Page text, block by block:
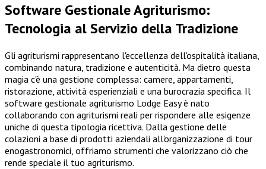
Software Gestionale Agriturismo:
Tecnologia al Servizio della Tradizione
Gli agriturismi rappresentano l'eccellenza dell'ospitalità italiana,
combinando natura, tradizione e autenticità. Ma dietro questa
magia c'è una gestione complessa: camere, appartamenti,
ristorazione, attività esperienziali e una burocrazia specifica. Il
software gestionale agriturismo Lodge Easy è nato
collaborando con agriturismi reali per rispondere alle esigenze
uniche di questa tipologia ricettiva. Dalla gestione delle
colazioni a base di prodotti aziendali all'organizzazione di tour
enogastronomici, offriamo strumenti che valorizzano ciò che
rende speciale il tuo agriturismo.